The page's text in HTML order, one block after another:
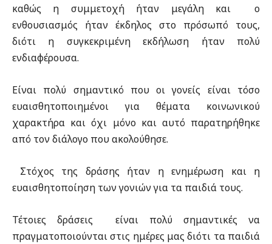
καθώς η συμμετοχή ήταν μεγάλη και ο
ενθουσιασμός ήταν έκδηλος στο πρόσωπό τους,
διότι η συγκεκριμένη εκδήλωση ήταν πολύ
ενδιαφέρουσα.
Είναι πολύ σημαντικό που οι γονείς είναι τόσο
ευαισθητοποιημένοι για θέματα κοινωνικού
χαρακτήρα και όχι μόνο και αυτό παρατηρήθηκε
από τον διάλογο που ακολούθησε.
Στόχος της δράσης ήταν η ενημέρωση και η
ευαισθητοποίηση των γονιών για τα παιδιά τους.
Τέτοιες δράσεις είναι πολύ σημαντικές να
πραγματοποιούνται στις ημέρες μας διότι τα παιδιά